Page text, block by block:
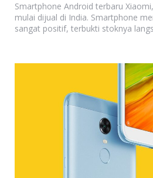
Smartphone Android terbaru
mulai dijual di India. Smartphone
sangat positif, terbukti stoknya